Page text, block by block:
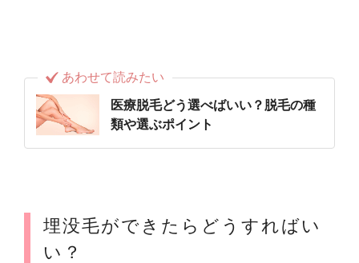
あわせて読みたい
医療脱毛どう選べばいい？脱毛の種
類や選ぶポイント
埋没毛ができたらどうすればい
い？